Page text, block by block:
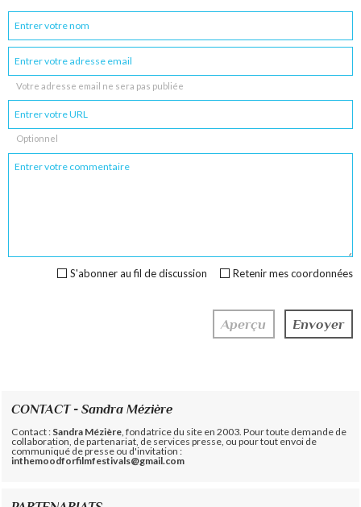
Votre adresse email ne sera pas publiée
Optionnel
Retenir mes coordonnées
S'abonner au fil de discussion
CONTACT - Sandra Mézière
Contact : Sandra Mézière , fondatrice du site en 2003. Pour toute demande de
collaboration, de partenariat, de services presse, ou pour tout envoi de
communiqué de presse ou d'invitation :
inthemoodforfilmfestivals@gmail.com